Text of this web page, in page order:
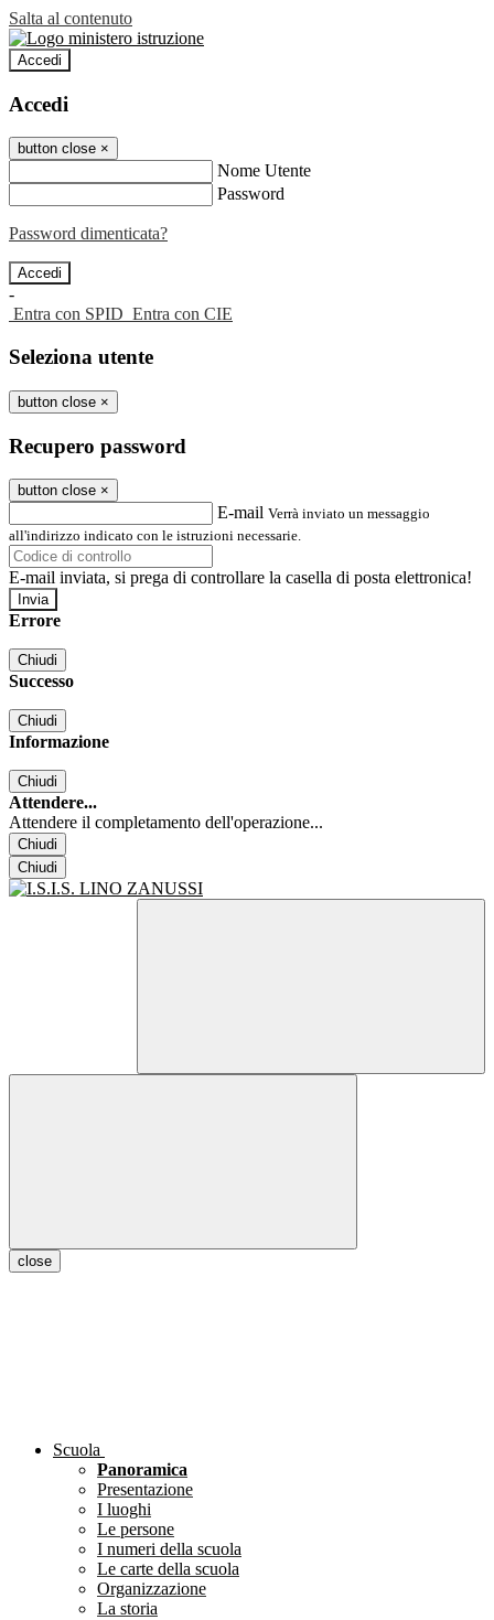
Salta al contenuto
Accedi
Accedi
button close ×
Nome Utente
Password
Password dimenticata?
-
Entra con SPID Entra con CIE
Seleziona utente
button close ×
Recupero password
button close ×
E-mail Verrà inviato un messaggio
all'indirizzo indicato con le istruzioni necessarie.
E-mail inviata, si prega di controllare la casella di posta elettronica!
Errore
Chiudi
Successo
Chiudi
Informazione
Chiudi
Attendere...
Attendere il completamento dell'operazione...
Chiudi
Chiudi
close
Scuola
Panoramica
Presentazione
I luoghi
Le persone
I numeri della scuola
Le carte della scuola
Organizzazione
La storia